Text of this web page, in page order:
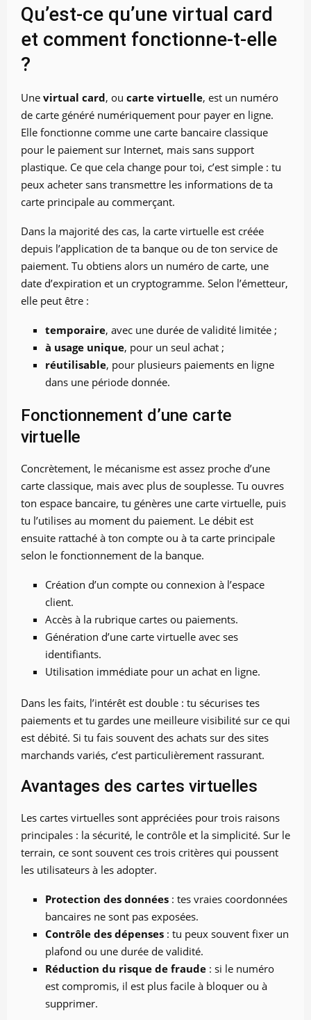
Qu’est-ce qu’une virtual card
et comment fonctionne-t-elle
?
Une virtual card, ou carte virtuelle, est un numéro
de carte généré numériquement pour payer en ligne.
Elle fonctionne comme une carte bancaire classique
pour le paiement sur Internet, mais sans support
plastique. Ce que cela change pour toi, c’est simple : tu
peux acheter sans transmettre les informations de ta
carte principale au commerçant.
Dans la majorité des cas, la carte virtuelle est créée
depuis l’application de ta banque ou de ton service de
paiement. Tu obtiens alors un numéro de carte, une
date d’expiration et un cryptogramme. Selon l’émetteur,
elle peut être :
temporaire, avec une durée de validité limitée ;
à usage unique, pour un seul achat ;
réutilisable, pour plusieurs paiements en ligne
dans une période donnée.
Fonctionnement d’une carte
virtuelle
Concrètement, le mécanisme est assez proche d’une
carte classique, mais avec plus de souplesse. Tu ouvres
ton espace bancaire, tu génères une carte virtuelle, puis
tu l’utilises au moment du paiement. Le débit est
ensuite rattaché à ton compte ou à ta carte principale
selon le fonctionnement de la banque.
Création d’un compte ou connexion à l’espace
client.
Accès à la rubrique cartes ou paiements.
Génération d’une carte virtuelle avec ses
identifiants.
Utilisation immédiate pour un achat en ligne.
Dans les faits, l’intérêt est double : tu sécurises tes
paiements et tu gardes une meilleure visibilité sur ce qui
est débité. Si tu fais souvent des achats sur des sites
marchands variés, c’est particulièrement rassurant.
Avantages des cartes virtuelles
Les cartes virtuelles sont appréciées pour trois raisons
principales : la sécurité, le contrôle et la simplicité. Sur le
terrain, ce sont souvent ces trois critères qui poussent
les utilisateurs à les adopter.
Protection des données : tes vraies coordonnées
bancaires ne sont pas exposées.
Contrôle des dépenses : tu peux souvent fixer un
plafond ou une durée de validité.
Réduction du risque de fraude : si le numéro
est compromis, il est plus facile à bloquer ou à
supprimer.